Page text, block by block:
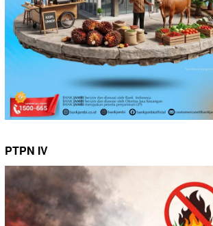
PTPN IV